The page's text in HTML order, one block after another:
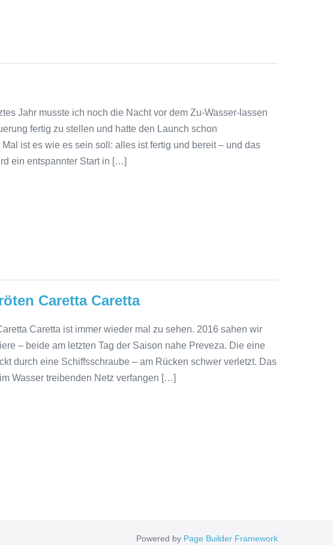
Jahr musste ich noch die Nacht vor dem Zu-Wasser-lassen
fertig zu stellen und hatte den Launch schon
ist es wie es sein soll: alles ist fertig und bereit – und das
ein entspannter Start in […]
Caretta Caretta
Caretta ist immer wieder mal zu sehen. 2016 sahen wir
– beide am letzten Tag der Saison nahe Preveza. Die eine
durch eine Schiffsschraube – am Rücken schwer verletzt. Das
Wasser treibenden Netz verfangen […]
Powered by Page Builder Framework